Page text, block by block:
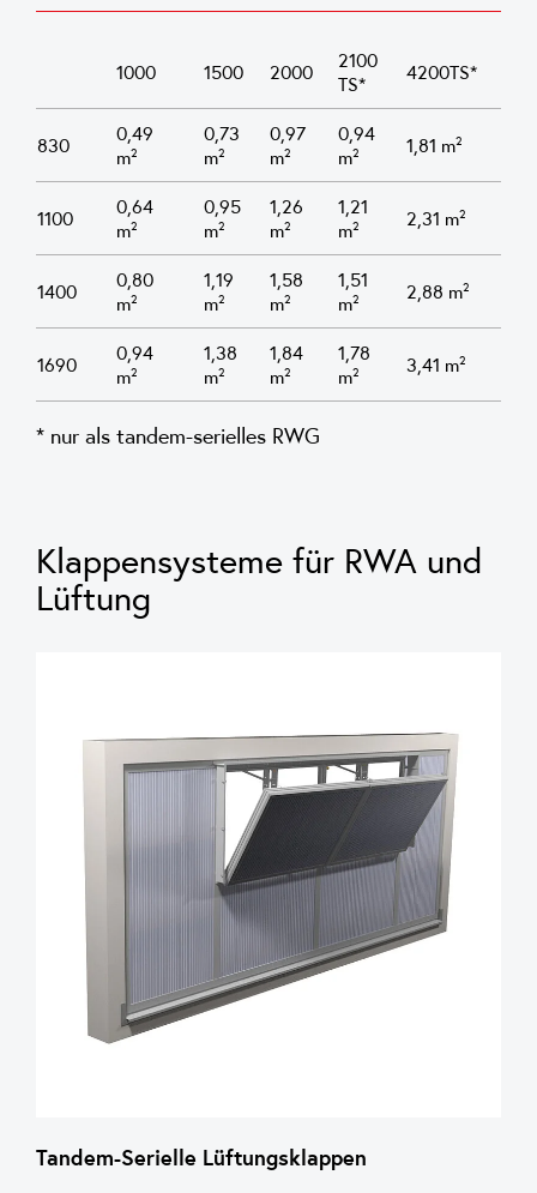
1000 1500 2000
2100
TS*
4200TS*
830
0,49
m²
0,73
m²
0,97
m²
0,94
m²
1,81 m²
1100
0,64
m²
0,95
m²
1,26
m²
1,21
m²
2,31 m²
1400
0,80
m²
1,19
m²
1,58
m²
1,51
m²
2,88 m²
1690
0,94
m²
1,38
m²
1,84
m²
1,78
m²
3,41 m²
* nur als tandem-serielles RWG
Klappensysteme für RWA und
Lüftung
Tandem-Serielle Lüftungsklappen